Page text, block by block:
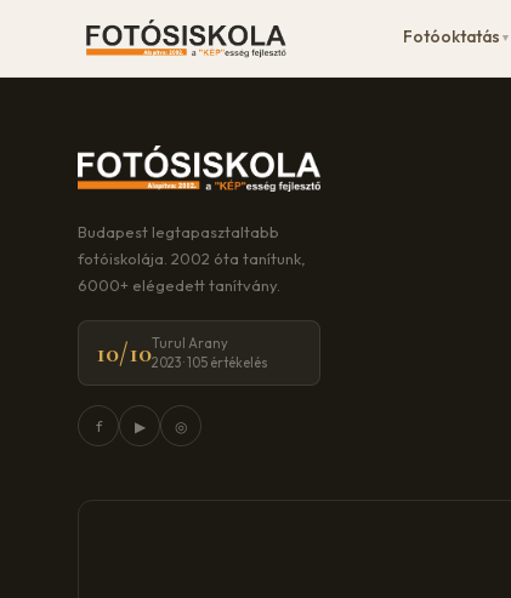
Fotóoktatás ▼
Budapest legtapasztaltabb
fotóiskolája. 2002 óta tanítunk,
6000+ elégedett tanítvány.
10/10Turul Arany
2023 · 105 értékelés
f ▶ ◎